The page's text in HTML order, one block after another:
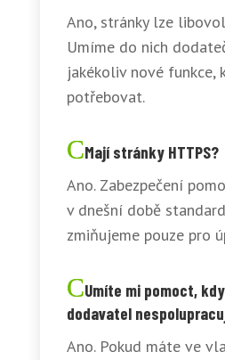
Ano, stránky lze
Umíme do nich
jakékoliv nové funkce,
potřebovat.
Mají stránky HTTPS?
Ano. Zabezpečení
v dnešní době
zmiňujeme pouze pro
Umíte mi pomoct,
dodavatel
Ano. Pokud máte ve